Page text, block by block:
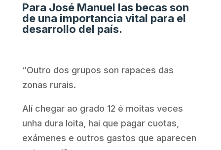
Para José Manuel las becas son
de una importancia vital para el
desarrollo del país.
“Outro dos grupos son rapaces das
zonas rurais.
Alí chegar ao grado 12 é moitas veces
unha dura loita, hai que pagar cuotas,
exámenes e outros gastos que aparecen